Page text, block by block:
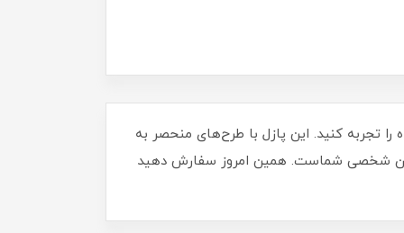
را تجربه کنید. این پازل با طرح‌های منحصر به
شخصی شماست. همین امروز سفارش دهید